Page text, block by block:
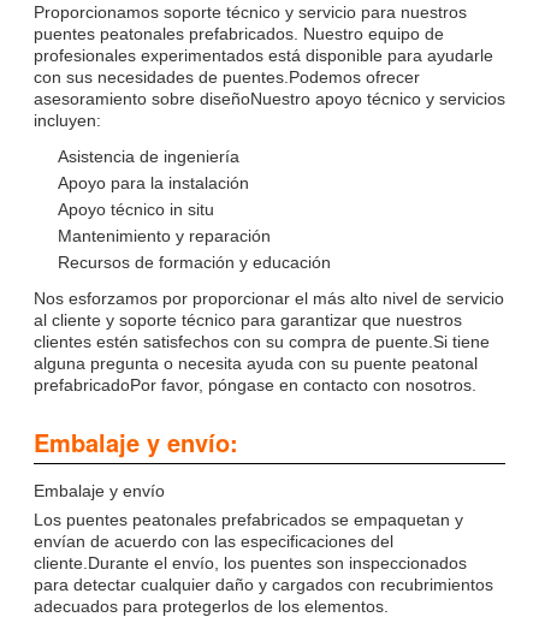
Proporcionamos soporte técnico y servicio para nuestros
puentes peatonales prefabricados. Nuestro equipo de
profesionales experimentados está disponible para ayudarle
con sus necesidades de puentes.Podemos ofrecer
asesoramiento sobre diseñoNuestro apoyo técnico y servicios
incluyen:
Asistencia de ingeniería
Apoyo para la instalación
Apoyo técnico in situ
Mantenimiento y reparación
Recursos de formación y educación
Nos esforzamos por proporcionar el más alto nivel de servicio
al cliente y soporte técnico para garantizar que nuestros
clientes estén satisfechos con su compra de puente.Si tiene
alguna pregunta o necesita ayuda con su puente peatonal
prefabricadoPor favor, póngase en contacto con nosotros.
Embalaje y envío:
Embalaje y envío
Los puentes peatonales prefabricados se empaquetan y
envían de acuerdo con las especificaciones del
cliente.Durante el envío, los puentes son inspeccionados
para detectar cualquier daño y cargados con recubrimientos
adecuados para protegerlos de los elementos.